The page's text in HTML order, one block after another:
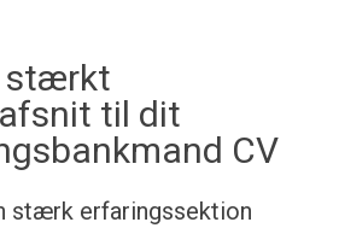
stærkt
til dit
CV
stærk erfaringssektion